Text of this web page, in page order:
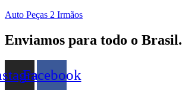
Auto Peças 2 Irmãos
Enviamos para todo o Brasil.
Facebook